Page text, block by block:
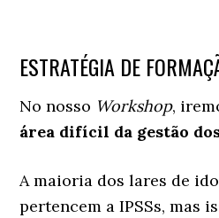
ESTRATÉGIA DE
No nosso Workshop,
área difícil da gestão
A maioria dos lares de
pertencem a IPSSs, mas